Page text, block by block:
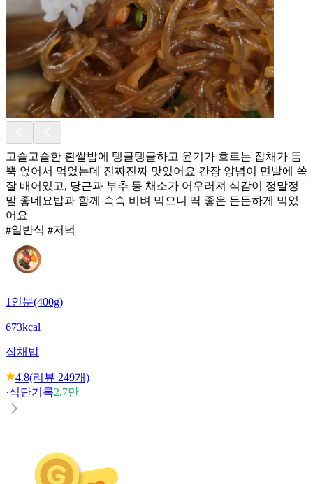
​고슬고슬한 흰쌀밥에 탱글탱글하고 윤기가 흐르는 잡채가 듬
뿍 얹어서 먹었는데 진짜진짜 맛있어요 간장 양념이 면발에 쏙
잘 배어있고, 당근과 부추 등 채소가 어우러져 식감이 정말정
말 좋네요밥과 함께 슥슥 비벼 먹으니 딱 좋은 든든하게 먹었
어요
#일반식 #저녁
1인분(400g)
673kcal
잡채밥
4.8(리뷰 249개)
·식단기록2.7만+